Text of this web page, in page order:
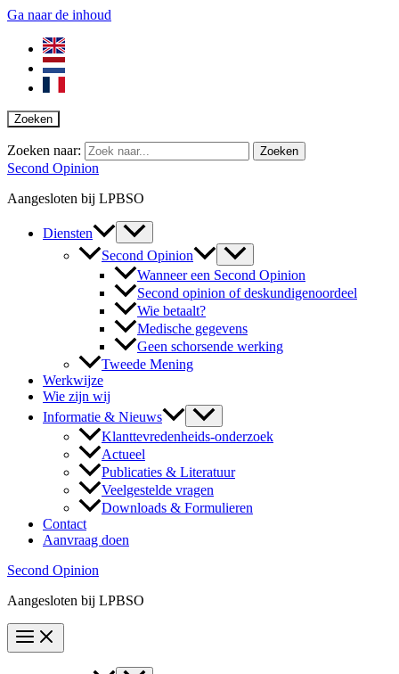
Ga naar de inhoud
Zoeken
Zoeken naar:
Second Opinion
Aangesloten bij LPBSO
Diensten
Second Opinion
Wanneer een Second Opinion
Second opinion of deskundigenoordeel
Wie betaalt?
Medische gegevens
Geen schorsende werking
Tweede Mening
Werkwijze
Wie zijn wij
Informatie & Nieuws
Klanttevredenheids-onderzoek
Actueel
Publicaties & Literatuur
Veelgestelde vragen
Downloads & Formulieren
Contact
Aanvraag doen
Second Opinion
Aangesloten bij LPBSO